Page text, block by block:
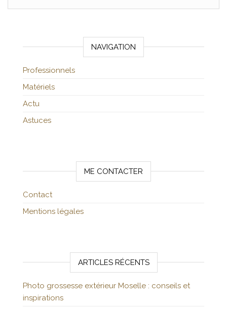
NAVIGATION
Professionnels
Matériels
Actu
Astuces
ME CONTACTER
Contact
Mentions légales
ARTICLES RÉCENTS
Photo grossesse extérieur Moselle : conseils et
inspirations